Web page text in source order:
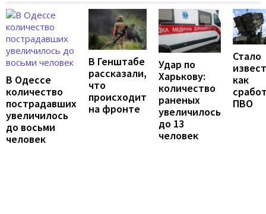
В Одессе
количество
пострадавших
увеличилось
до восьми
человек
В Генштабе
рассказали,
что
происходит
на фронте
Удар по
Харькову:
количество
раненых
увеличилось
до 13
человек
Стало
как
ПВО